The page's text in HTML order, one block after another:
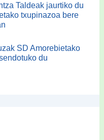
Taldeak jaurtiko du
txupinazoa bere
SD Amorebietako
du